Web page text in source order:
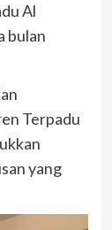
Al
bulan
Terpadu
yang